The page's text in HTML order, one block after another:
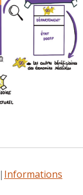
Informations